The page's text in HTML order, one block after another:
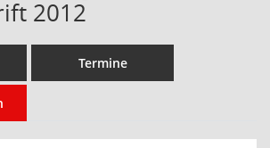
2012
Termine